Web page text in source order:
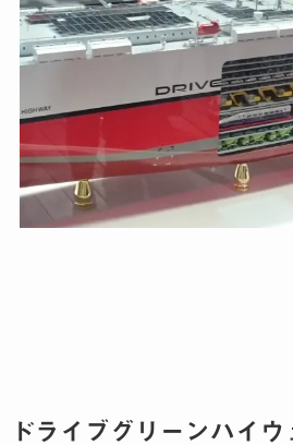
ドライブグリーンハイ